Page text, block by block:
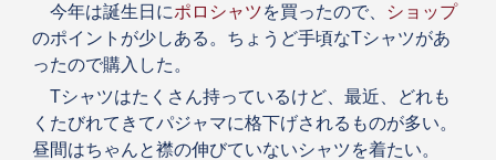
今年は誕生日にポロシャツを買ったので、
ショップ
のポイントが少しある。ちょうど手頃なTシャツがあ
ったので購入した。
Tシャツはたくさん持っているけど、最近、どれも
くたびれてきてパジャマに格下げされるものが多い。
昼間はちゃんと襟の伸びていないシャツを着たい。